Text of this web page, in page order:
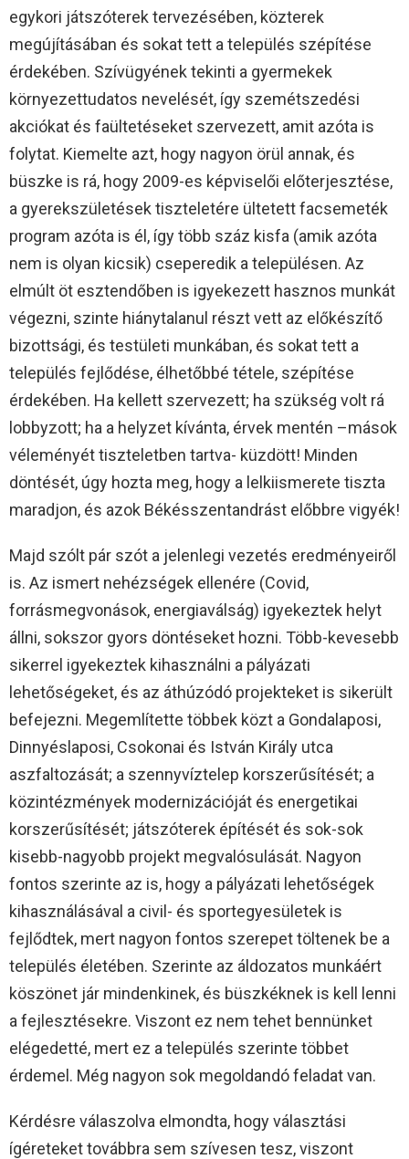
egykori játszóterek tervezésében, közterek
megújításában és sokat tett a település szépítése
érdekében. Szívügyének tekinti a gyermekek
környezettudatos nevelését, így szemétszedési
akciókat és faültetéseket szervezett, amit azóta is
folytat. Kiemelte azt, hogy nagyon örül annak, és
büszke is rá, hogy 2009-es képviselői előterjesztése,
a gyerekszületések tiszteletére ültetett facsemeték
program azóta is él, így több száz kisfa (amik azóta
nem is olyan kicsik) cseperedik a településen. Az
elmúlt öt esztendőben is igyekezett hasznos munkát
végezni, szinte hiánytalanul részt vett az előkészítő
bizottsági, és testületi munkában, és sokat tett a
település fejlődése, élhetőbbé tétele, szépítése
érdekében. Ha kellett szervezett; ha szükség volt rá
lobbyzott; ha a helyzet kívánta, érvek mentén –mások
véleményét tiszteletben tartva- küzdött! Minden
döntését, úgy hozta meg, hogy a lelkiismerete tiszta
maradjon, és azok Békésszentandrást előbbre vigyék!
Majd szólt pár szót a jelenlegi vezetés eredményeiről
is. Az ismert nehézségek ellenére (Covid,
forrásmegvonások, energiaválság) igyekeztek helyt
állni, sokszor gyors döntéseket hozni. Több-kevesebb
sikerrel igyekeztek kihasználni a pályázati
lehetőségeket, és az áthúzódó projekteket is sikerült
befejezni. Megemlítette többek közt a Gondalaposi,
Dinnyéslaposi, Csokonai és István Király utca
aszfaltozását; a szennyvíztelep korszerűsítését; a
közintézmények modernizációját és energetikai
korszerűsítését; játszóterek építését és sok-sok
kisebb-nagyobb projekt megvalósulását. Nagyon
fontos szerinte az is, hogy a pályázati lehetőségek
kihasználásával a civil- és sportegyesületek is
fejlődtek, mert nagyon fontos szerepet töltenek be a
település életében. Szerinte az áldozatos munkáért
köszönet jár mindenkinek, és büszkéknek is kell lenni
a fejlesztésekre. Viszont ez nem tehet bennünket
elégedetté, mert ez a település szerinte többet
érdemel. Még nagyon sok megoldandó feladat van.
Kérdésre válaszolva elmondta, hogy választási
ígéreteket továbbra sem szívesen tesz, viszont